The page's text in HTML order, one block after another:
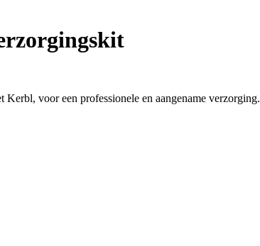
voor een professionele en aangename verzorging.